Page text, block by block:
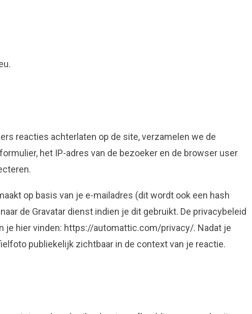
reacties achterlaten op de site, verzamelen we de
het IP-adres van de bezoeker en de browser user
op basis van je e-mailadres (dit wordt ook een hash
de Gravatar dienst indien je dit gebruikt. De privacybeleid
je hier vinden: https://automattic.com/privacy/. Nadat je
publiekelijk zichtbaar in de context van je reactie.